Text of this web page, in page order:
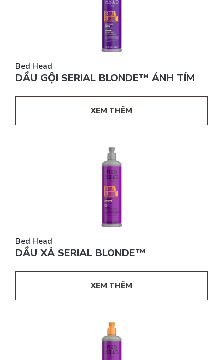
Bed Head
DẦU GỘI SERIAL BLONDE™ ÁNH TÍM
XEM THÊM
Bed Head
DẦU XẢ SERIAL BLONDE™
XEM THÊM